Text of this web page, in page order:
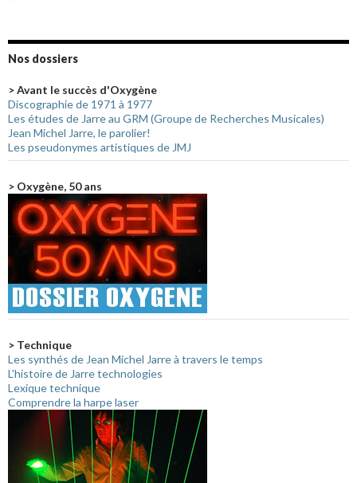
Nos dossiers
> Avant le succès d'Oxygène
Discographie de 1971 à 1977
Les études de Jarre au GRM (Groupe de Recherches Musicales)
Jean Michel Jarre, le parolier!
Les pseudonymes artistiques de JMJ
> Oxygène, 50 ans
> Technique
Les synthés de Jean Michel Jarre à travers le temps
L'histoire de Jarre technologies
Lexique technique
Comprendre la harpe laser